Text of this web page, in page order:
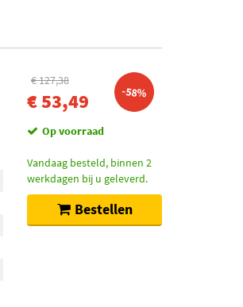
€ 127,38
€ 53,49 -58%
Op voorraad
Vandaag besteld, binnen 2
werkdagen bij u geleverd.
Bestellen